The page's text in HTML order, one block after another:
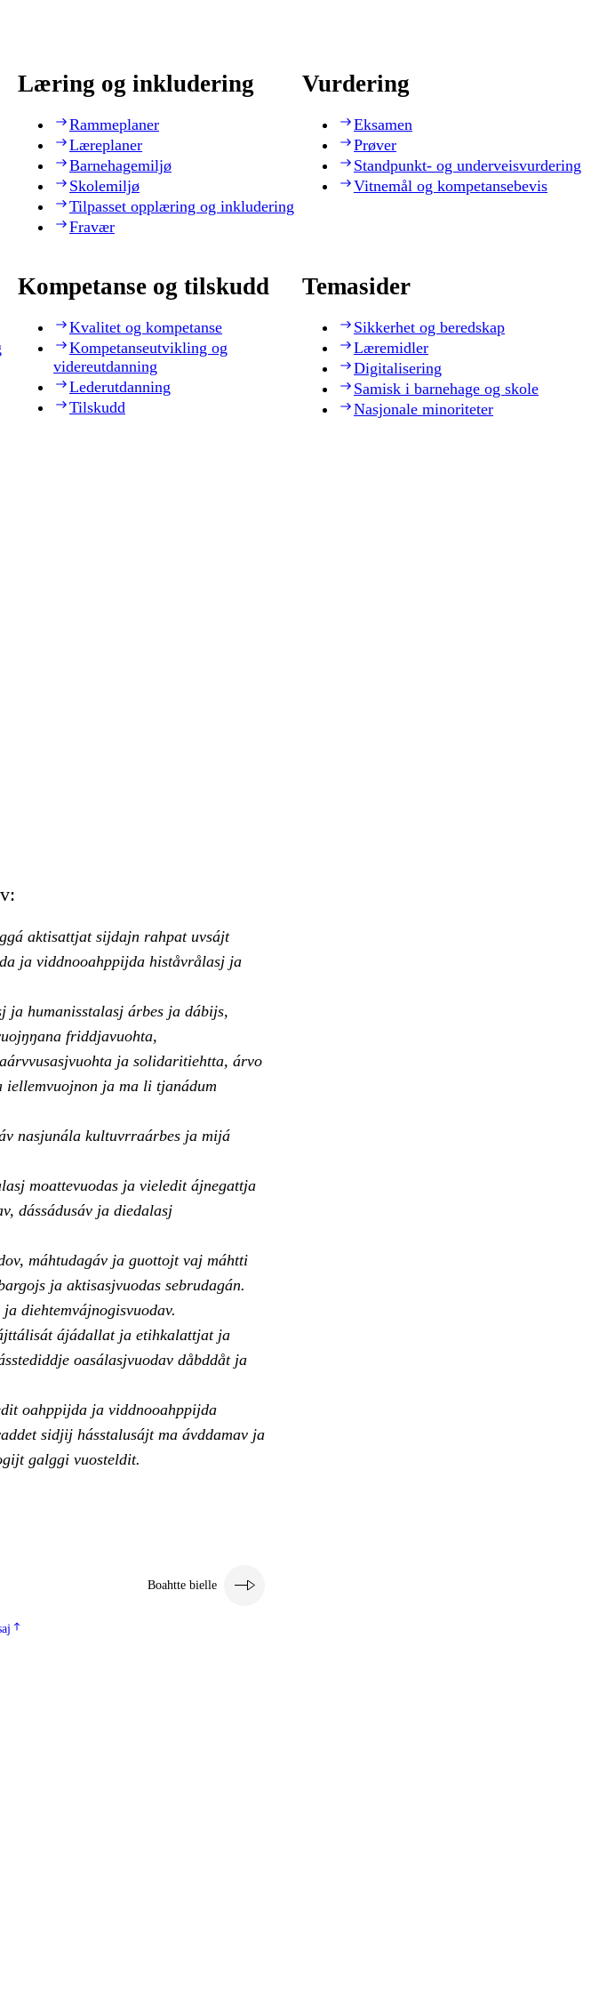
Læring og inkludering
Rammeplaner
Læreplaner
Barnehagemiljø
Skolemiljø
Tilpasset opplæring og inkludering
Fravær
Vurdering
Eksamen
Prøver
Standpunkt- og underveisvurdering
Vitnemål og kompetansebevis
Kompetanse og tilskudd
Kvalitet og kompetanse
Kompetanseutvikling og
videreutdanning
Lederutdanning
Tilskudd
Temasider
Sikkerhet og beredskap
Læremidler
Digitalisering
Samisk i barnehage og skole
Nasjonale minoriteter
aktisattjat sijdajn rahpat uvsájt
ja viddnooahppijda histåvrålasj ja
ja humanisstalasj árbes ja dábijs,
friddjavuohta,
ja solidaritiehtta, árvo
ja ma li tjanádum
nasjunála kultuvrraárbes ja mijá
moattevuodas ja vieledit ájnegattja
dássádusáv ja diedalasj
máhtudagáv ja guottojt vaj máhtti
ja aktisasjvuodas sebrudagán.
diehtemvájnogisvuodav.
ájádallat ja etihkalattjat ja
oasálasjvuodav dåbddåt ja
oahppijda ja viddnooahppijda
sidjij hásstalusájt ma ávddamav ja
galggi vuosteldit.
Boahtte bielle